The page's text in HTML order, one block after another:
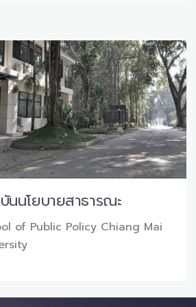
นนโยบายสาธารณะ
of Public Policy Chiang Mai